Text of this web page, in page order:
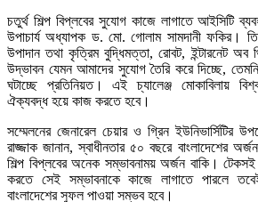
চতুর্থ শিল্প বিপ্লবের সুযোগ কাজে লাগাতে আইসিটি
উপাচার্য অধ্যাপক ড. মো. গোলাম সামদানী ফকির।
উপাদান তথা কৃত্রিম বুদ্ধিমত্তা, রোবট, ইন্টারনেট
উদ্ভাবন যেমন আমাদের সুযোগ তৈরি করে দিচ্ছে,
ঘটাচ্ছে প্রতিনিয়ত। এই চ্যালেঞ্জ মোকাবিলায়
ঐক্যবদ্ধ হয়ে কাজ করতে হবে।
সম্মেলনের জেনারেল চেয়ার ও গ্রিন ইউনিভার্সিটির
রাজ্জাক জানান, স্বাধীনতার ৫০ বছরে বাংলাদেশের
শিল্প বিপ্লবের অনেক সম্ভাবনাময় অর্জন বাকি।
করতে সেই সম্ভাবনাকে কাজে লাগাতে পারলে
বাংলাদেশের সুফল পাওয়া সম্ভব হবে।